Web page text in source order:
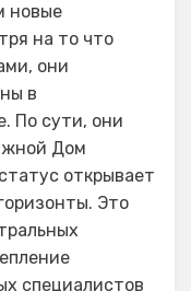
новые
на то что
они
в
По сути, они
Дом
открывает
Это
специалистов